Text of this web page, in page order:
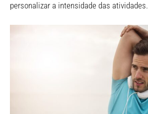
personalizar a intensidade das atividades.